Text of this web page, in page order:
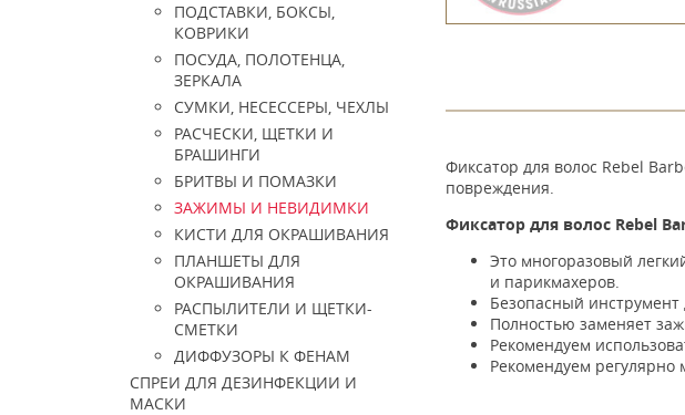
ПОДСТАВКИ, БОКСЫ,
КОВРИКИ
ПОСУДА, ПОЛОТЕНЦА,
ЗЕРКАЛА
СУМКИ, НЕСЕССЕРЫ, ЧЕХЛЫ
РАСЧЕСКИ, ЩЕТКИ И
БРАШИНГИ
БРИТВЫ И ПОМАЗКИ
ЗАЖИМЫ И НЕВИДИМКИ
КИСТИ ДЛЯ ОКРАШИВАНИЯ
ПЛАНШЕТЫ ДЛЯ
ОКРАШИВАНИЯ
РАСПЫЛИТЕЛИ И ЩЕТКИ-
СМЕТКИ
ДИФФУЗОРЫ К ФЕНАМ
СПРЕИ ДЛЯ ДЕЗИНФЕКЦИИ И
МАСКИ
Фиксатор для волос Rebel
повреждения.
Фиксатор для волос Rebel
Это многоразовый
и парикмахеров.
Безопасный инструмент
Полностью заменяет
Рекомендуем
Рекомендуем